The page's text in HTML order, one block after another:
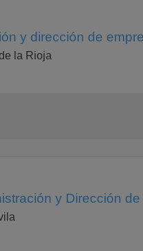
y dirección de
la Rioja
y Dirección